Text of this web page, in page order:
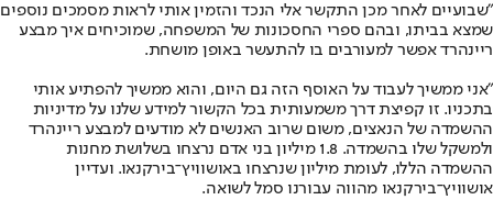
"שבועיים לאחר מכן התקשר אלי הנכד והזמין אותי לראות מסמכים נוספים
שמצא בביתו, ובהם ספרי החסכונות של המשפחה, שמוכיחים איך מבצע
ריינהרד אפשר למעורבים בו להתעשר באופן מושחת.
"אני ממשיך לעבוד על האוסף הזה גם היום, והוא ממשיך להפתיע אותי
בתכניו. זו קפיצת דרך משמעותית בכל הקשור למידע שלנו על מדיניות
ההשמדה של הנאצים, משום שרוב האנשים לא מודעים למבצע ריינהרד
ולמשקל שלו בהשמדה. 1.8 מיליון בני אדם נרצחו בשלושת מחנות
ההשמדה הללו, לעומת מיליון שנרצחו באושוויץ־בירקנאו. ועדיין
אושוויץ־בירקנאו מהווה עבורנו סמל לשואה.